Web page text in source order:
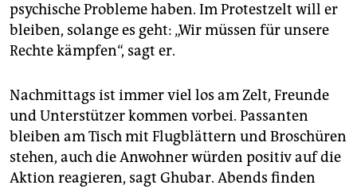
psychische Probleme haben. Im Protestzelt will er
bleiben, solange es geht: „Wir müssen für unsere
Rechte kämpfen“, sagt er.
Nachmittags ist immer viel los am Zelt, Freunde
und Unterstützer kommen vorbei. Passanten
bleiben am Tisch mit Flugblättern und Broschüren
stehen, auch die Anwohner würden positiv auf die
Aktion reagieren, sagt Ghubar. Abends finden